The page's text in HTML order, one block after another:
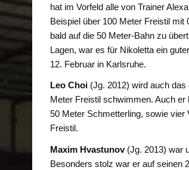
hat im Vorfeld alle von Trainer
Beispiel über 100 Meter Freistil
bald auf die 50 Meter-Bahn zu
Lagen, war es für Nikoletta ein
12. Februar in Karlsruhe.
Leo Choi (Jg. 2012) wird auch
Meter Freistil schwimmen. Auch
50 Meter Schmetterling, sowie
Freistil.
Maxim Hvastunov(Jg. 2013) war
Besonders stolz war er auf seinen